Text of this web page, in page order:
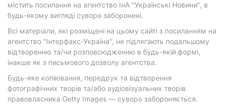
містить посилання на агентство ІнА "Українські Новини", в
будь-якому вигляді суворо заборонені.
Всі матеріали, які розміщені на цьому сайті з посиланням на
агентство "Інтерфакс-Україна", не підлягають подальшому
відтворенню та/чи розповсюдженню в будь-якій формі,
інакше як з письмового дозволу агентства.
Будь-яке копіювання, передрук та відтворення
фотографічних творів та/або аудіовізуальних творів
правовласника Getty Images — суворо забороняється.